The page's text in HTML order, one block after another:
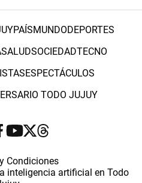
PAÍSMUNDODEPORTES
SALUDSOCIEDADTECNO
ESPECTÁCULOS
TODO JUJUY
Condiciones
inteligencia artificial en Todo